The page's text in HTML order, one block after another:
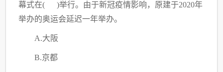
幕式在( )举行。由于新冠疫情影响，原建于2020年
举办的奥运会延迟一年举办。
A.大阪
B.京都